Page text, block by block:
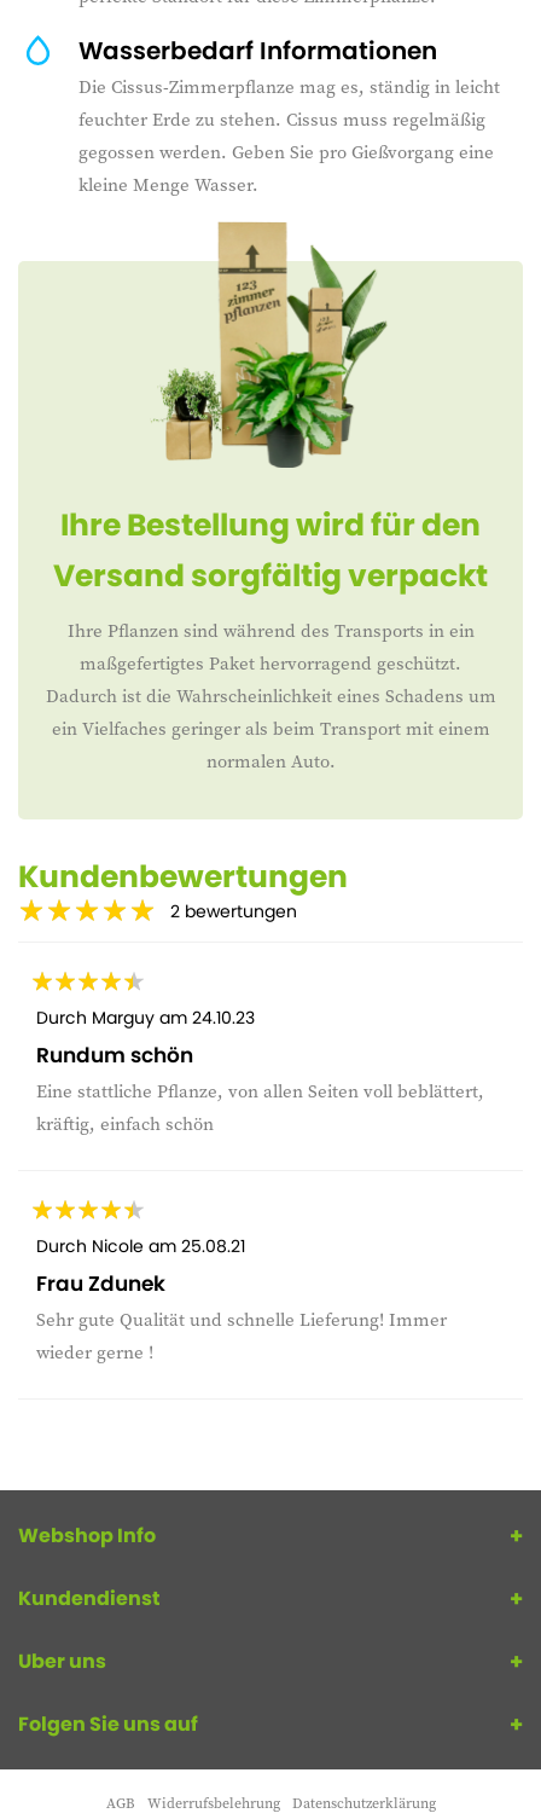
Wasserbedarf Informationen
Die Cissus-Zimmerpflanze mag es, ständig in leicht
feuchter Erde zu stehen. Cissus muss regelmäßig
gegossen werden. Geben Sie pro Gießvorgang eine
kleine Menge Wasser.
Ihre Bestellung wird für den
Versand sorgfältig verpackt
Ihre Pflanzen sind während des Transports in ein
maßgefertigtes Paket hervorragend geschützt.
Dadurch ist die Wahrscheinlichkeit eines Schadens um
ein Vielfaches geringer als beim Transport mit einem
normalen Auto.
Kundenbewertungen
2 bewertungen
Durch Marguy am 24.10.23
Rundum schön
Eine stattliche Pflanze, von allen Seiten voll beblättert,
kräftig, einfach schön
Durch Nicole am 25.08.21
Frau Zdunek
Sehr gute Qualität und schnelle Lieferung! Immer
wieder gerne !
Webshop Info
Kundendienst
Uber uns
Folgen Sie uns auf
AGB Widerrufsbelehrung Datenschutzerklärung